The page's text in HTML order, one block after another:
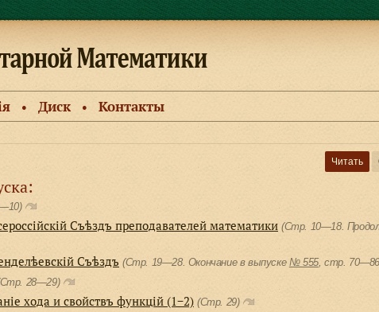
● Диск ● Контакты
Читать
Съѣздъ преподавателей математики (Стр. 10—18.
Съѣздъ (Стр. 19—28. Окончание в выпуске № 555, cтр.
28—29)
хода и свойствъ функцiй (1−2) (Стр. 29)